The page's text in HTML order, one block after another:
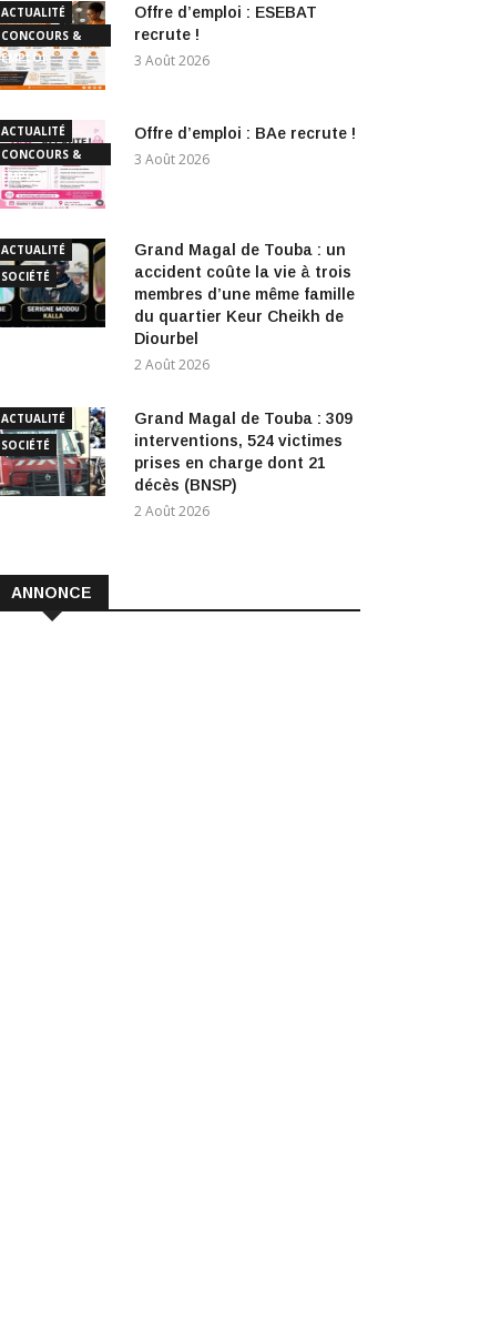
ACTUALITÉ
CONCOURS &
EMPLOI
Offre d’emploi : ESEBAT
recrute !
3 Août 2026
ACTUALITÉ
CONCOURS &
EMPLOI
Offre d’emploi : BAe recrute !
3 Août 2026
ACTUALITÉ
SOCIÉTÉ
Grand Magal de Touba : un
accident coûte la vie à trois
membres d’une même famille
du quartier Keur Cheikh de
Diourbel
2 Août 2026
ACTUALITÉ
SOCIÉTÉ
Grand Magal de Touba : 309
interventions, 524 victimes
prises en charge dont 21
décès (BNSP)
2 Août 2026
ANNONCE